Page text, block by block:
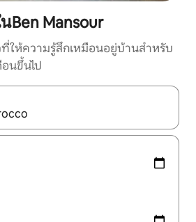
Ben Mansour
ให้ความรู้สึกเหมือนอยู่บ้านสำหรับ
นขึ้นไป
ารสัมผัสหรือปัด เพื่อสำรวจผลการค้นหา